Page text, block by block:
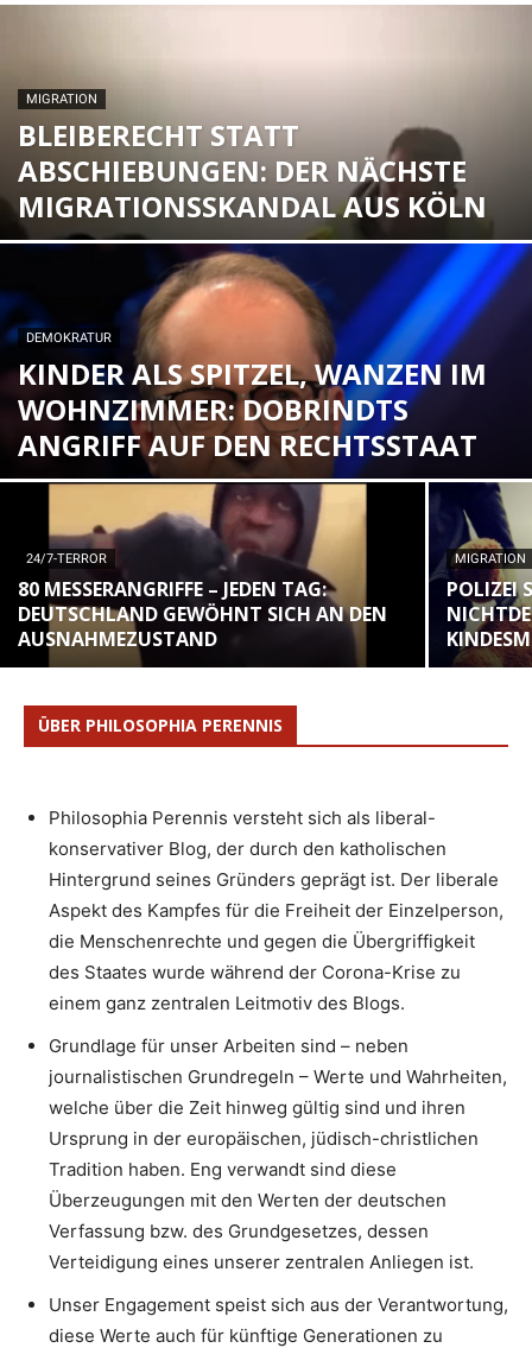
MIGRATION
BLEIBERECHT STATT
ABSCHIEBUNGEN: DER NÄCHSTE
MIGRATIONSSKANDAL AUS KÖLN
DEMOKRATUR
KINDER ALS SPITZEL, WANZEN IM
WOHNZIMMER: DOBRINDTS
ANGRIFF AUF DEN RECHTSSTAAT
24/7-TERROR
80 MESSERANGRIFFE – JEDEN TAG:
DEUTSCHLAND GEWÖHNT SICH AN DEN
AUSNAHMEZUSTAND
MIGRATION
POLIZEI
ÜBER PHILOSOPHIA PERENNIS
Philosophia Perennis versteht sich als liberal-
konservativer Blog, der durch den katholischen
Hintergrund seines Gründers geprägt ist. Der liberale
Aspekt des Kampfes für die Freiheit der Einzelperson,
die Menschenrechte und gegen die Übergriffigkeit
des Staates wurde während der Corona-Krise zu
einem ganz zentralen Leitmotiv des Blogs.
Grundlage für unser Arbeiten sind – neben
journalistischen Grundregeln – Werte und Wahrheiten,
welche über die Zeit hinweg gültig sind und ihren
Ursprung in der europäischen, jüdisch-christlichen
Tradition haben. Eng verwandt sind diese
Überzeugungen mit den Werten der deutschen
Verfassung bzw. des Grundgesetzes, dessen
Verteidigung eines unserer zentralen Anliegen ist.
Unser Engagement speist sich aus der Verantwortung,
diese Werte auch für künftige Generationen zu